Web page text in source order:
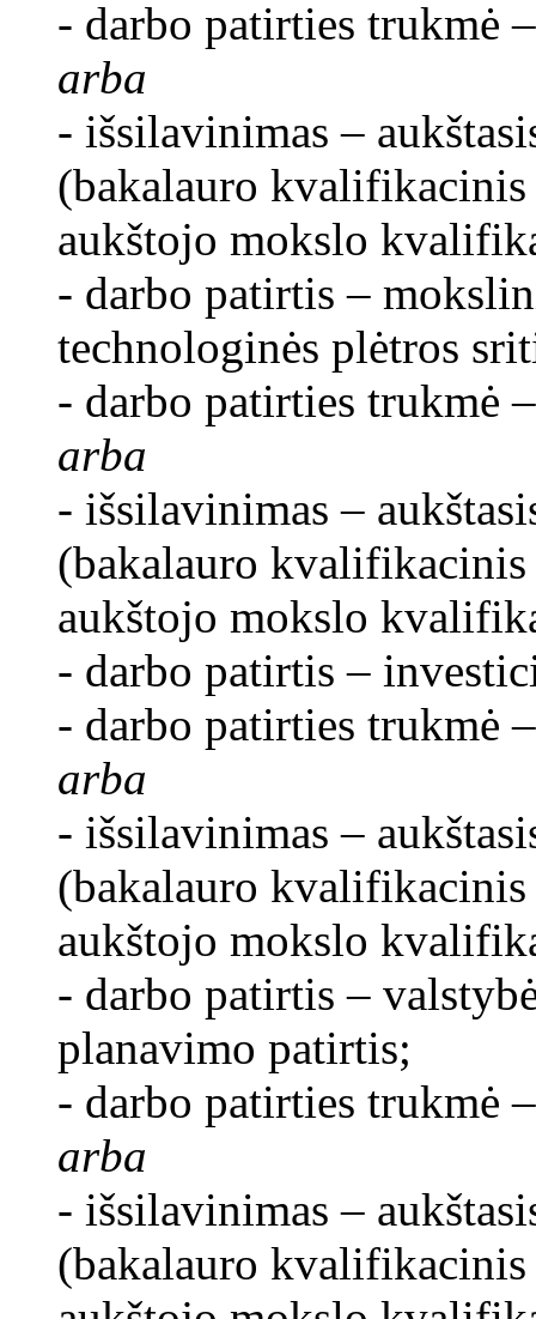
- darbo patirties trukmė
arba
- išsilavinimas –
(bakalauro
aukštojo mokslo
- darbo patirtis –
technologinės plėtros
- darbo patirties trukmė
arba
- išsilavinimas –
(bakalauro
aukštojo mokslo
- darbo patirtis –
- darbo patirties trukmė
arba
- išsilavinimas –
(bakalauro
aukštojo mokslo
- darbo patirtis –
planavimo patirtis;
- darbo patirties trukmė
arba
- išsilavinimas –
(bakalauro